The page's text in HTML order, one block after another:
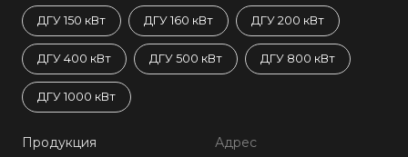
ДГУ 150 кВт ДГУ 160 кВт ДГУ 200 кВт
ДГУ 400 кВт ДГУ 500 кВт ДГУ 800 кВт
ДГУ 1000 кВт
Продукция
Адрес